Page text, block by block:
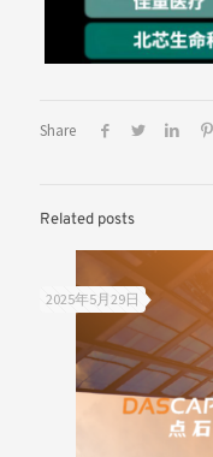
Share
Related posts
2025年5月29日